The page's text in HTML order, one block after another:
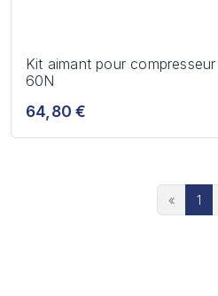
Kit aimant pour
60N
64,80 €
« 1